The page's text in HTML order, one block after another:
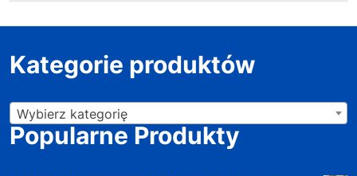
Kategorie produktów
Wybierz kategorię
Popularne Produkty